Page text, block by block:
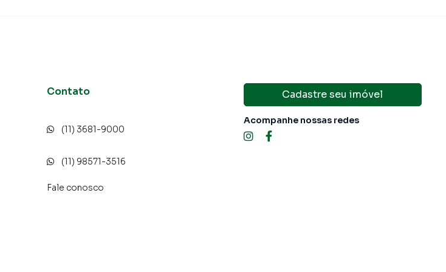
Contato
(11) 3681-9000
(11) 98571-3516
Fale conosco
Cadastre seu imóvel
Acompanhe nossas redes